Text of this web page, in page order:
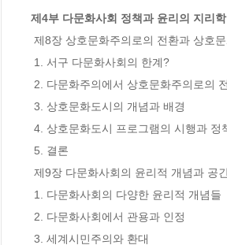
제4부 다문화사회 정책과 윤리의 지리학